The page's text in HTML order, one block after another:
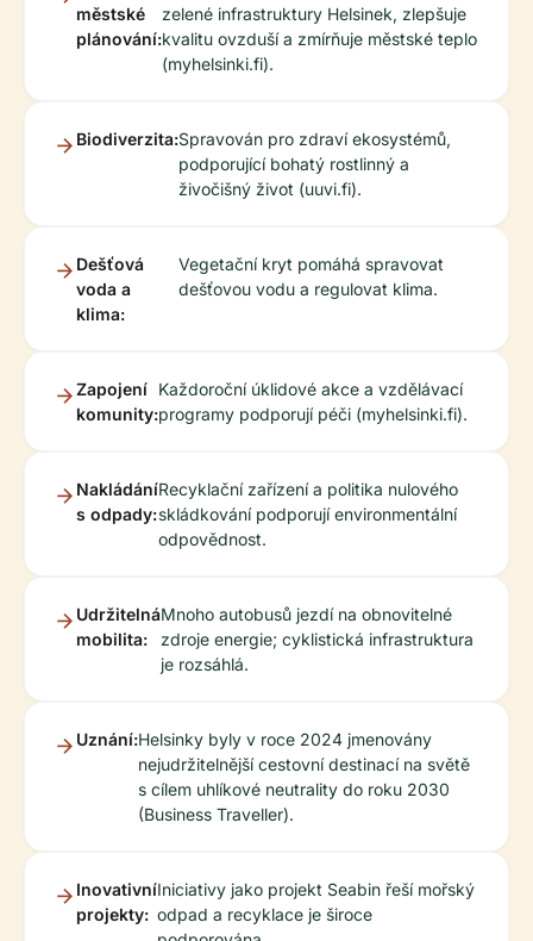
městské
plánování:
zelené infrastruktury Helsinek, zlepšuje
kvalitu ovzduší a zmírňuje městské teplo
(myhelsinki.fi).
Biodiverzita:Spravován pro zdraví ekosystémů,
podporující bohatý rostlinný a
živočišný život (uuvi.fi).
Dešťová
voda a
klima:
Vegetační kryt pomáhá spravovat
dešťovou vodu a regulovat klima.
Zapojení
komunity:
Každoroční úklidové akce a vzdělávací
programy podporují péči (myhelsinki.fi).
Nakládání
s odpady:
Recyklační zařízení a politika nulového
skládkování podporují environmentální
odpovědnost.
Udržitelná
mobilita:
Mnoho autobusů jezdí na obnovitelné
zdroje energie; cyklistická infrastruktura
je rozsáhlá.
Uznání:Helsinky byly v roce 2024 jmenovány
nejudržitelnější cestovní destinací na světě
s cílem uhlíkové neutrality do roku 2030
(Business Traveller).
Inovativní
projekty:
Iniciativy jako projekt Seabin řeší mořský
odpad a recyklace je široce